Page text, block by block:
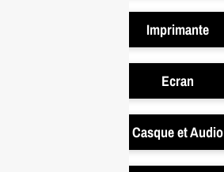
Imprimante
Ecran
Casque et Audio